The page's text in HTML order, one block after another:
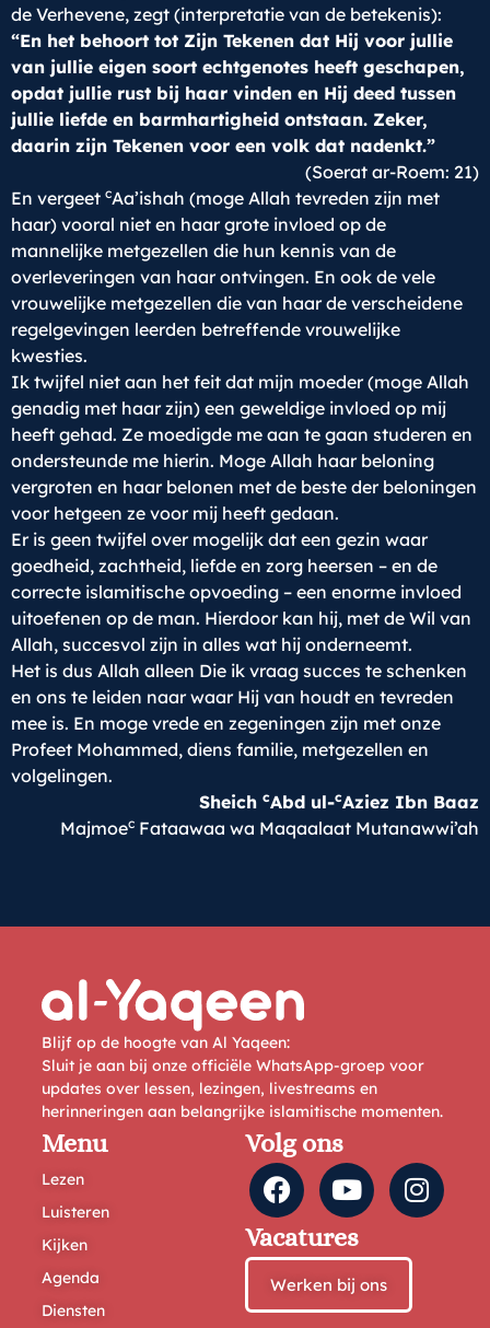
de Verhevene, zegt (interpretatie van de betekenis):
“En het behoort tot Zijn Tekenen dat Hij voor jullie
van jullie eigen soort echtgenotes heeft geschapen,
opdat jullie rust bij haar vinden en Hij deed tussen
jullie liefde en barmhartigheid ontstaan. Zeker,
daarin zijn Tekenen voor een volk dat nadenkt.”
(Soerat ar-Roem: 21)
En vergeet cAa’ishah (moge Allah tevreden zijn met
haar) vooral niet en haar grote invloed op de
mannelijke metgezellen die hun kennis van de
overleveringen van haar ontvingen. En ook de vele
vrouwelijke metgezellen die van haar de verscheidene
regelgevingen leerden betreffende vrouwelijke
kwesties.
Ik twijfel niet aan het feit dat mijn moeder (moge Allah
genadig met haar zijn) een geweldige invloed op mij
heeft gehad. Ze moedigde me aan te gaan studeren en
ondersteunde me hierin. Moge Allah haar beloning
vergroten en haar belonen met de beste der beloningen
voor hetgeen ze voor mij heeft gedaan.
Er is geen twijfel over mogelijk dat een gezin waar
goedheid, zachtheid, liefde en zorg heersen – en de
correcte islamitische opvoeding – een enorme invloed
uitoefenen op de man. Hierdoor kan hij, met de Wil van
Allah, succesvol zijn in alles wat hij onderneemt.
Het is dus Allah alleen Die ik vraag succes te schenken
en ons te leiden naar waar Hij van houdt en tevreden
mee is. En moge vrede en zegeningen zijn met onze
Profeet Mohammed, diens familie, metgezellen en
volgelingen.
Sheich cAbd ul-cAziez Ibn Baaz
Majmoec Fataawaa wa Maqaalaat Mutanawwi’ah
Blijf op de hoogte van Al Yaqeen:
Sluit je aan bij onze officiële WhatsApp-groep voor
updates over lessen, lezingen, livestreams en
herinneringen aan belangrijke islamitische momenten.
Menu
Lezen
Luisteren
Kijken
Agenda
Diensten
Volg ons
Vacatures
Werken bij ons